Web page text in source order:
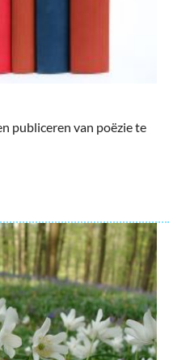
publiceren van poëzie te